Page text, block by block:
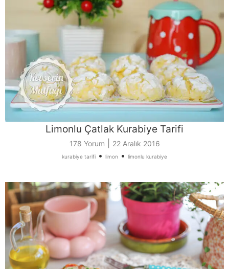
Limonlu Çatlak Kurabiye Tarifi
178 Yorum 22 Aralık 2016
kurabiye tarifi • limon • limonlu kurabiye